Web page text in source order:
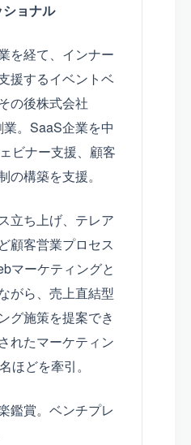
ョナル
を経て、インナー
援するイベントベ
の後株式会社
。SaaS企業を中
ビナー支援、顧客
の構築を支援。
立ち上げ、テレア
顧客営業プロセス
マーケティングと
がら、売上直結型
グ施策を提案でき
れたマーケティン
ほどを牽引。
鑑賞。ベンチプレ